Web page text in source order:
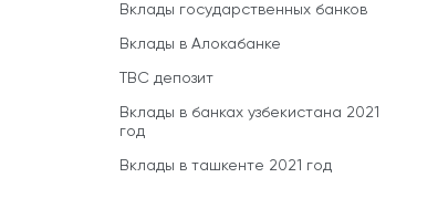
Вклады государственных банков
Вклады в Алокабанке
TBC депозит
Вклады в банках узбекистана 2021
год
Вклады в ташкенте 2021 год